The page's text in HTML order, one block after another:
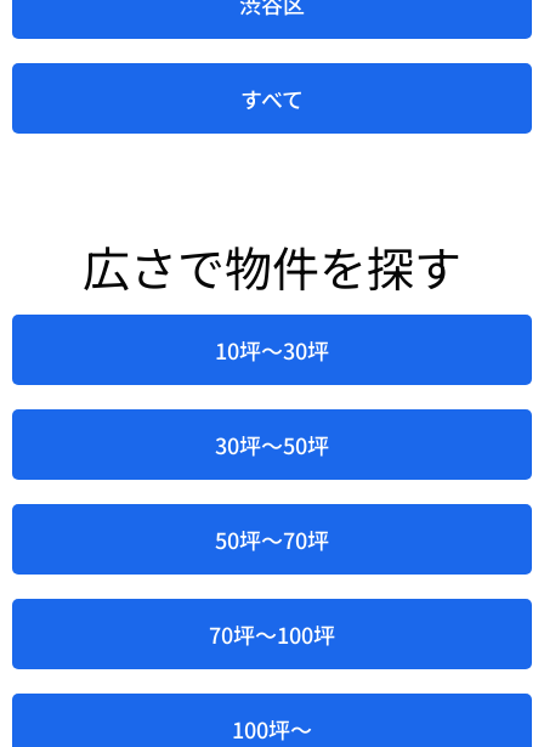
すべて
広さで物件を探す
10坪～30坪
30坪～50坪
50坪～70坪
70坪～100坪
100坪～